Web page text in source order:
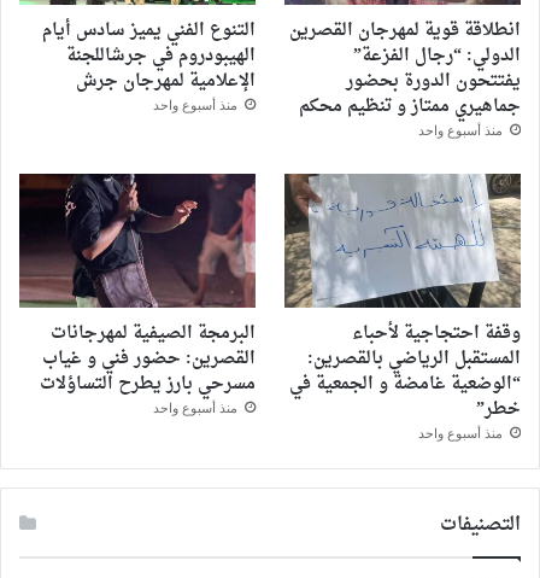
انطلاقة قوية لمهرجان القصرين
الدولي: “رجال الفزعة”
يفتتحون الدورة بحضور
جماهيري ممتاز و تنظيم محكم
منذ أسبوع واحد
التنوع الفني يميز سادس أيام
الهيبودروم في جرشاللجنة
الإعلامية لمهرجان جرش
منذ أسبوع واحد
وقفة احتجاجية لأحباء
المستقبل الرياضي بالقصرين:
“الوضعية غامضة و الجمعية في
خطر”
منذ أسبوع واحد
البرمجة الصيفية لمهرجانات
القصرين: حضور فني و غياب
مسرحي بارز يطرح التساؤلات
منذ أسبوع واحد
التصنيفات